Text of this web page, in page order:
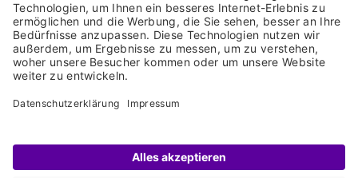
Impressum Disclaimer Datenschutz